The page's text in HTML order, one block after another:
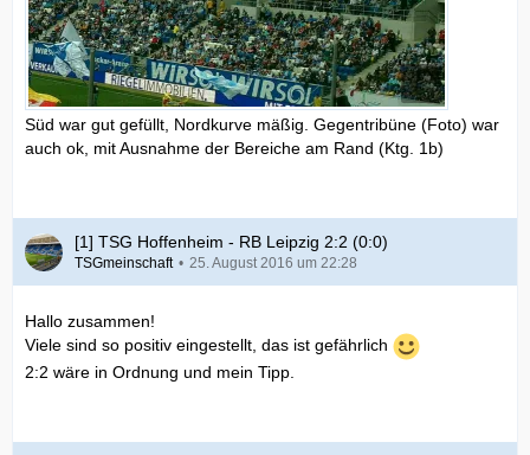
Süd war gut gefüllt, Nordkurve mäßig. Gegentribüne (Foto) war
auch ok, mit Ausnahme der Bereiche am Rand (Ktg. 1b)
[1] TSG Hoffenheim - RB Leipzig 2:2 (0:0)
TSGmeinschaft 25. August 2016 um 22:28
Hallo zusammen!
Viele sind so positiv eingestellt, das ist gefährlich
2:2 wäre in Ordnung und mein Tipp.